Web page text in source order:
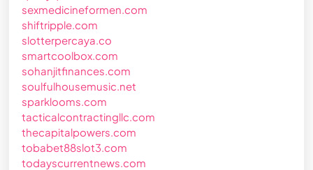
sexmedicineformen.com
shiftripple.com
slotterpercaya.co
smartcoolbox.com
sohanjitfinances.com
soulfulhousemusic.net
sparklooms.com
tacticalcontractingllc.com
thecapitalpowers.com
tobabet88slot3.com
todayscurrentnews.com